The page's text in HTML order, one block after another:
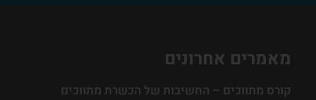
מאמרים אחרונים
קורס מתווכים – החשיבות של הכשרת מתווכים